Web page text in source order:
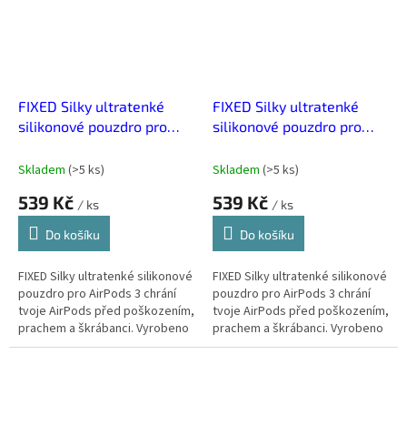
FIXED Silky ultratenké
silikonové pouzdro pro
Skladem (>5 ks)
539 Kč / ks
Do košíku
FIXED Silky ultratenké silikonové
pouzdro pro AirPods 3 chrání
tvoje AirPods před poškozením,
prachem a škrábanci. Vyrobeno
z jemného Liquid Silikonu s soft-
FIXED Silky ultratenké
silikonové pouzdro pro
Skladem (>5 ks)
539 Kč / ks
Do košíku
FIXED Silky ultratenké silikonové
pouzdro pro AirPods 3 chrání
tvoje AirPods před poškozením,
prachem a škrábanci. Vyrobeno
z jemného Liquid Silikonu s soft-